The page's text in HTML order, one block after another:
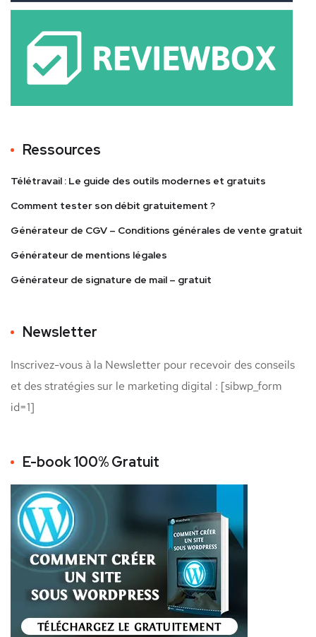
Ressources
Télétravail : Le guide des outils modernes et gratuits
Comment tester son débit gratuitement ?
Générateur de CGV – Conditions générales de vente gratuit
Générateur de mentions légales
Générateur de signature de mail – gratuit
Newsletter
Inscrivez-vous à la Newsletter pour recevoir des conseils
et des stratégies sur le marketing digital : [sibwp_form
id=1]
E-book 100% Gratuit